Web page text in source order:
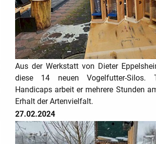
Aus der Werkstatt von Dieter
diese 14 neuen Vogelfutter-Silos.
Handicaps arbeit er mehrere Stunden
Erhalt der Artenvielfalt.
27.02.2024